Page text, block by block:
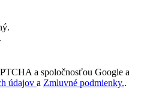
a spoločnosťou Google a
údajov a Zmluvné podmienky..